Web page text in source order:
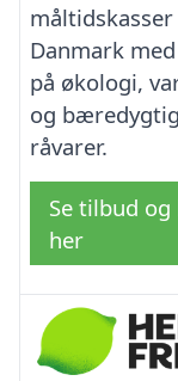
måltidskasser
Danmark
på økologi,
og
råvarer.
Se tilbud og
her